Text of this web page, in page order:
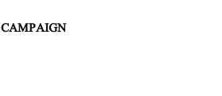
CAMPAIGN